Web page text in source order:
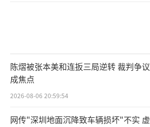
陈熠被张本美和连扳三局逆转 裁判争议
成焦点
2026-08-06 20:59:54
网传"深圳地面沉降致车辆损坏"不实 虚